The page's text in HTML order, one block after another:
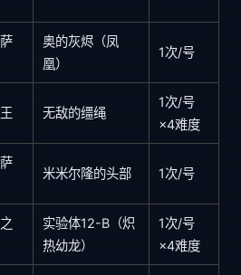
奥的灰烬（凤
凰）
1次/号
无敌的缰绳
1次/号
×4难度
米米尔隆的头部 1次/号
实验体12-B（炽
热幼龙）
1次/号
×4难度